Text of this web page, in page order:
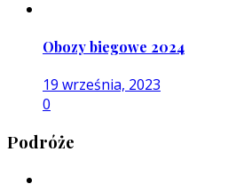
Obozy biegowe 2024
19 września, 2023
0
Podróże